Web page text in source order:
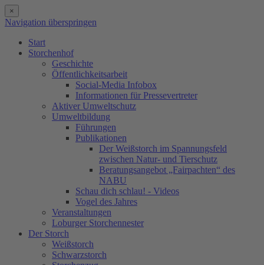
×
Navigation überspringen
Start
Storchenhof
Geschichte
Öffentlichkeitsarbeit
Social-Media Infobox
Informationen für Pressevertreter
Aktiver Umweltschutz
Umweltbildung
Führungen
Publikationen
Der Weißstorch im Spannungsfeld
zwischen Natur- und Tierschutz
Beratungsangebot „Fairpachten“ des
NABU
Schau dich schlau! - Videos
Vogel des Jahres
Veranstaltungen
Loburger Storchennester
Der Storch
Weißstorch
Schwarzstorch